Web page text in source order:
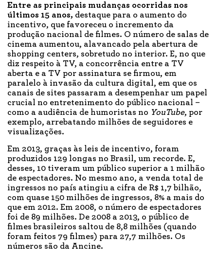
Entre as principais mudanças ocorridas nos
últimos 15 anos, destaque para o aumento do
incentivo, que favoreceu o incremento da
produção nacional de filmes. O número de salas de
cinema aumentou, alavancado pela abertura de
shopping centers, sobretudo no interior. E, no que
diz respeito à TV, a concorrência entre a TV
aberta e a TV por assinatura se firmou, em
paralelo à invasão da cultura digital, em que os
canais de sites passaram a desempenhar um papel
crucial no entretenimento do público nacional –
como a audiência de humoristas no YouTube, por
exemplo, arrebatando milhões de seguidores e
visualizações.
Em 2013, graças às leis de incentivo, foram
produzidos 129 longas no Brasil, um recorde. E,
desses, 10 tiveram um público superior a 1 milhão
de espectadores. No mesmo ano, a venda total de
ingressos no país atingiu a cifra de R$ 1,7 bilhão,
com quase 150 milhões de ingressos, 8% a mais do
que em 2012. Em 2008, o número de espectadores
foi de 89 milhões. De 2008 a 2013, o público de
filmes brasileiros saltou de 8,8 milhões (quando
foram feitos 79 filmes) para 27,7 milhões. Os
números são da Ancine.